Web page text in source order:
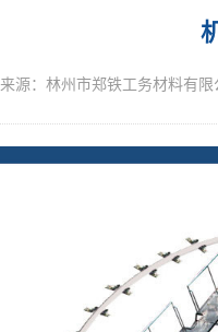
来源：林州市郑铁工务材料有